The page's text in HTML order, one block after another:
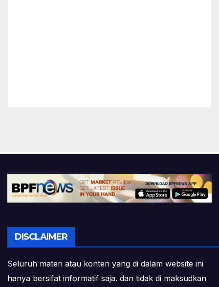
DISCLAIMER
Seluruh materi atau konten yang di dalam website ini
hanya bersifat informatif saja. dan tidak di maksudkan